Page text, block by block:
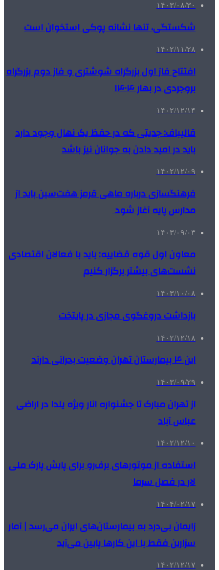
۱۴۰۳/۰۸/۳۰
شکستگی، تنها نشانه پوکی استخوان است
۱۴۰۲/۱۱/۲۸
افتتاح فاز اول بزرگراه شوشتری و فاز دوم بزرگراه
بروجردی در بهار ۱۴۰۴
۱۴۰۲/۱۲/۱۴
قالیباف: جدیتی که در حفظ یک نهال وجود دارد
باید در امید دادن به جوانان نیز باشد
۱۴۰۲/۱۲/۰۹
فرهنگسازی درباره ماهی قرمز هفت‌سین باید از
مدارس پایه آغاز شود
۱۴۰۳/۰۹/۰۳
معاون اول قوه قضاییه: باید با فعالان اقتصادی
نشست‌های بیشتر برگزار کنیم
۱۴۰۳/۱۰/۰۸
بازداشت دروغگوی مجازی در پایتخت
۱۴۰۲/۱۲/۱۸
این ۴ بیمارستان تهران وضعیت بحرانی دارند
۱۴۰۳/۰۹/۲۹
از تهران مبارک تا جشنواره انار ویژه یلدا در اراضی
عباس آباد
۱۴۰۲/۱۲/۱۰
استفاده از موتورهای برف‌رو برای پایش پارک ملی
لار در فصل سرما
۱۴۰۴/۰۲/۱۷
زایمان بی‌درد به بیمارستان‌های ایران می‌رسد | آمار
سزارین فقط با این کارها پایین می‌آید
۱۴۰۲/۱۲/۱۷